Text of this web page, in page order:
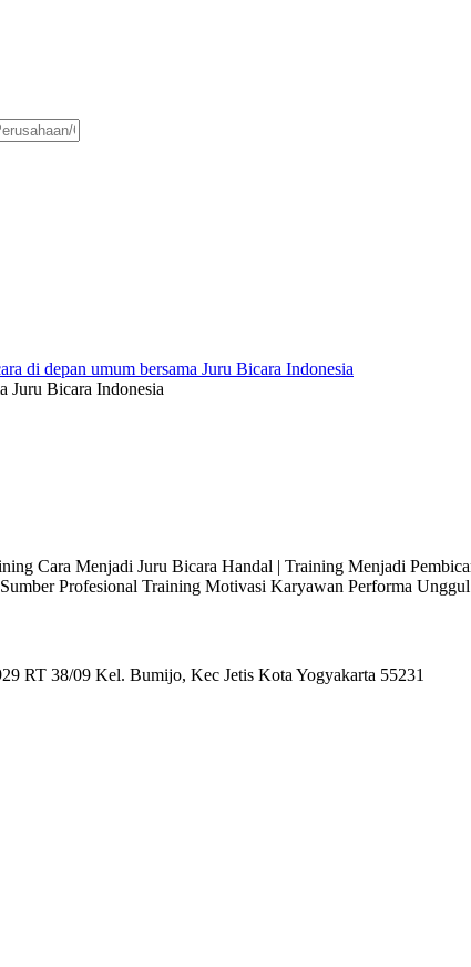
Juru Bicara Indonesia
Cara Menjadi Juru Bicara Handal | Training Menjadi
Profesional Training Motivasi Karyawan Performa Unggul
RT 38/09 Kel. Bumijo, Kec Jetis Kota Yogyakarta 55231